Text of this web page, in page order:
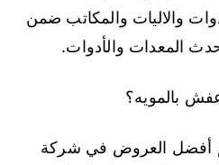
والاليات والمكاتب ضمن
المعدات والأدوات.
بالمويه؟
أفضل العروض في شركة